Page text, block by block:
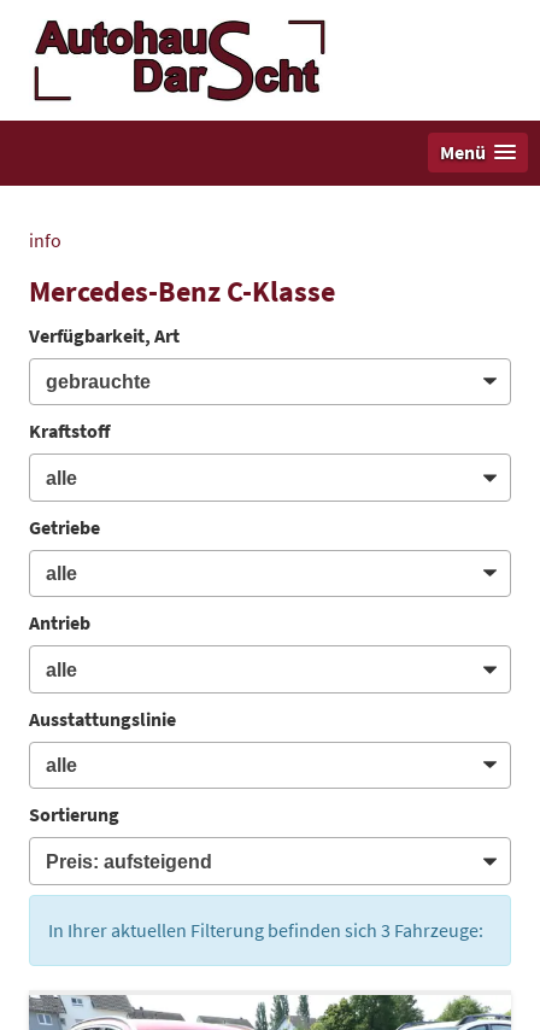
Menü
info
Mercedes-Benz C-Klasse
Verfügbarkeit, Art
Kraftstoff
Getriebe
Antrieb
Ausstattungslinie
Sortierung
In Ihrer aktuellen Filterung befinden sich 3 Fahrzeuge: